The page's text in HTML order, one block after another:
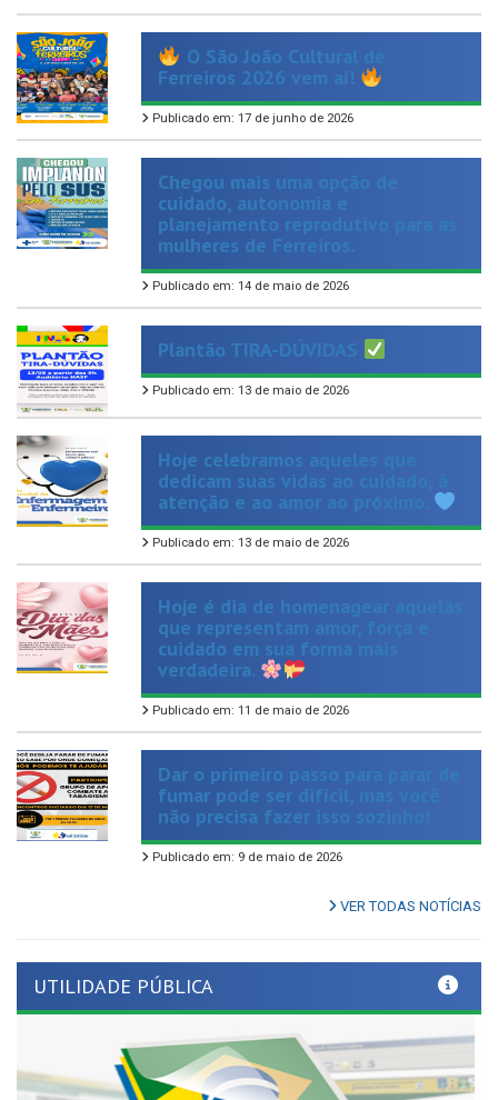
O São João Cultural de
Ferreiros 2026 vem aí!
Publicado em: 17 de junho de 2026
Chegou mais uma opção de
cuidado, autonomia e
planejamento reprodutivo para as
mulheres de Ferreiros.
Publicado em: 14 de maio de 2026
Plantão TIRA-DÚVIDAS
Publicado em: 13 de maio de 2026
Hoje celebramos aqueles que
dedicam suas vidas ao cuidado, à
atenção e ao amor ao próximo.
Publicado em: 13 de maio de 2026
Hoje é dia de homenagear aquelas
que representam amor, força e
cuidado em sua forma mais
verdadeira.
Publicado em: 11 de maio de 2026
Dar o primeiro passo para parar de
fumar pode ser difícil, mas você
não precisa fazer isso sozinho!
Publicado em: 9 de maio de 2026
VER TODAS NOTÍCIAS
Previous